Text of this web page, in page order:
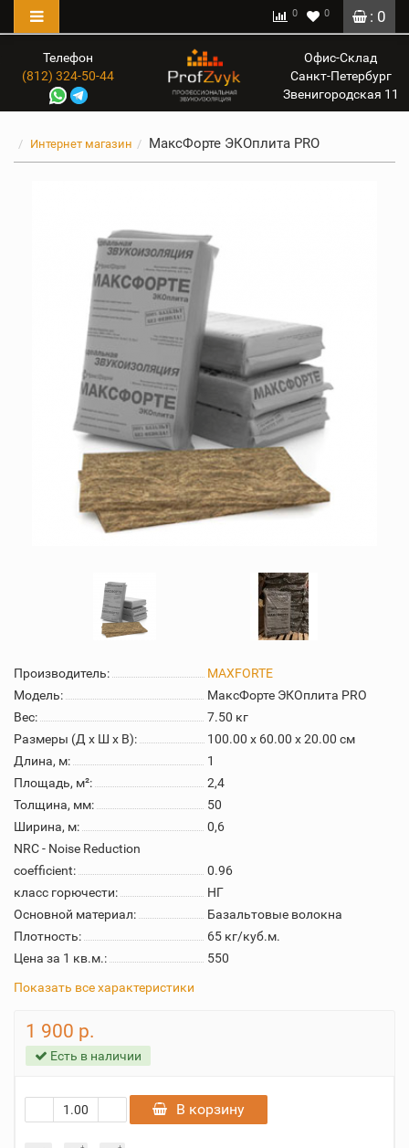
: 0
0 0
Телефон
(812) 324-50-44
Офис-Склад
Санкт-Петербург
Звенигородская 11
Интернет магазин МаксФорте ЭКОплита PRO
Производитель:
MAXFORTE
Модель:
МаксФорте ЭКОплита PRO
Вес:
7.50 кг
Размеры (Д x Ш x В):
100.00 x 60.00 x 20.00 см
Длина, м:
1
Площадь, м²:
2,4
Толщина, мм:
50
Ширина, м:
0,6
NRC - Noise Reduction
coefficient:
0.96
класс горючести:
НГ
Основной материал:
Базальтовые волокна
Плотность:
65 кг/куб.м.
Цена за 1 кв.м.:
550
Показать все характеристики
1 900 р.
Есть в наличии
В корзину